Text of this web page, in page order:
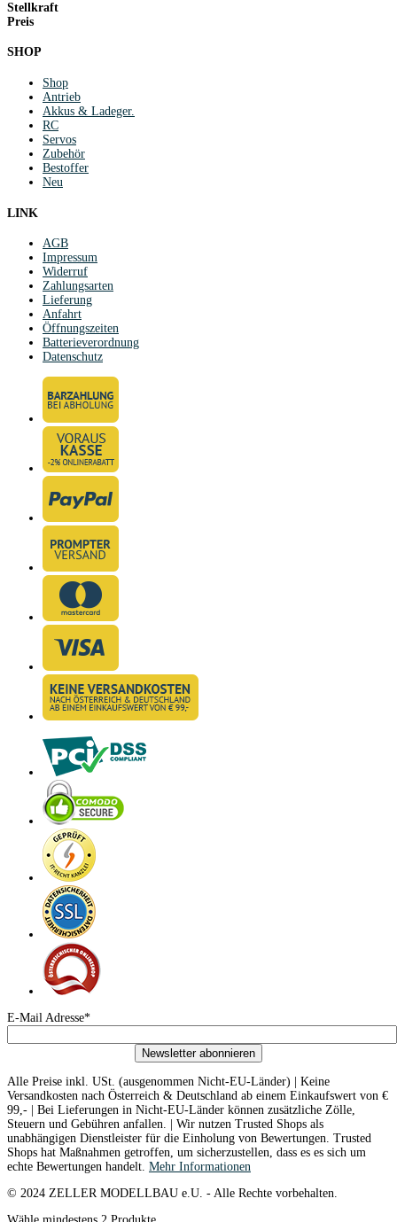
Stellkraft
Preis
SHOP
Shop
Antrieb
Akkus & Ladeger.
RC
Servos
Zubehör
Bestoffer
Neu
LINK
AGB
Impressum
Widerruf
Zahlungsarten
Lieferung
Anfahrt
Öffnungszeiten
Batterieverordnung
Datenschutz
E-Mail Adresse*
Newsletter abonnieren
Alle Preise inkl. USt. (ausgenommen Nicht-EU-Länder) | Keine
Versandkosten nach Österreich & Deutschland ab einem Einkaufswert von €
99,- | Bei Lieferungen in Nicht-EU-Länder können zusätzliche Zölle,
Steuern und Gebühren anfallen. | Wir nutzen Trusted Shops als
unabhängigen Dienstleister für die Einholung von Bewertungen. Trusted
Shops hat Maßnahmen getroffen, um sicherzustellen, dass es es sich um
echte Bewertungen handelt. Mehr Informationen
© 2024 ZELLER MODELLBAU e.U. - Alle Rechte vorbehalten.